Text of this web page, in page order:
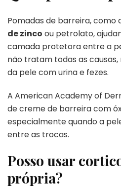
Pomadas de barreira, como
de zinco ou petrolato,
camada protetora entre a
não tratam todas as
da pele com urina e fezes.
A American Academy of
de creme de barreira com
especialmente quando a
entre as trocas.
Posso usar
própria?